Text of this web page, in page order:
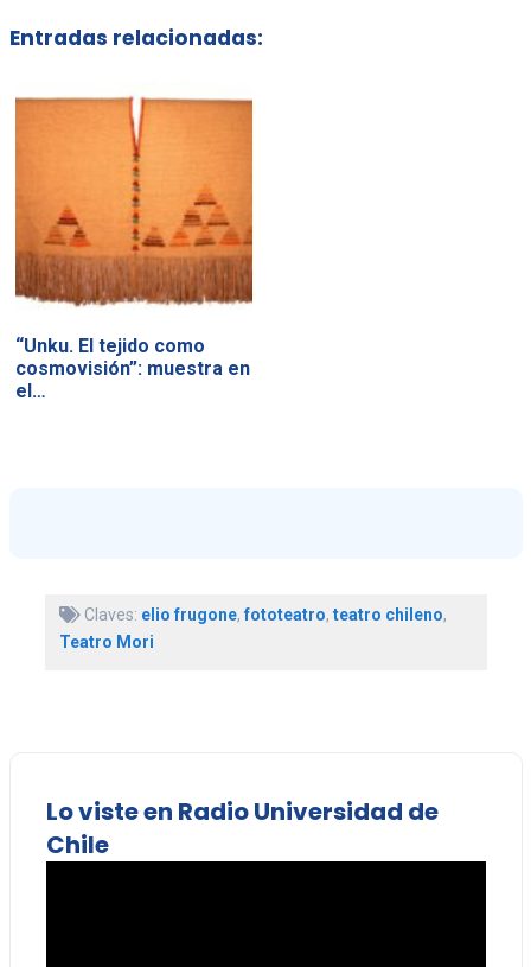
Entradas relacionadas:
“Unku. El tejido como
cosmovisión”: muestra en
el…
Claves: elio frugone,fototeatro, teatro chileno,
Teatro Mori
Lo viste en Radio Universidad de
Chile